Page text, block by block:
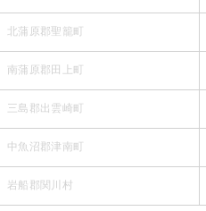
北蒲原郡聖籠町
南蒲原郡田上町
三島郡出雲崎町
中魚沼郡津南町
岩船郡関川村